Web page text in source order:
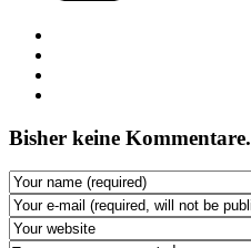
Bisher keine Kommentare.